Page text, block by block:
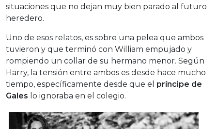
situaciones que no dejan muy bien parado al futuro
heredero.
Uno de esos relatos, es sobre una pelea que ambos
tuvieron y que terminó con William empujado y
rompiendo un collar de su hermano menor. Según
Harry, la tensión entre ambos es desde hace mucho
tiempo, específicamente desde que el príncipe de
Gales lo ignoraba en el colegio.